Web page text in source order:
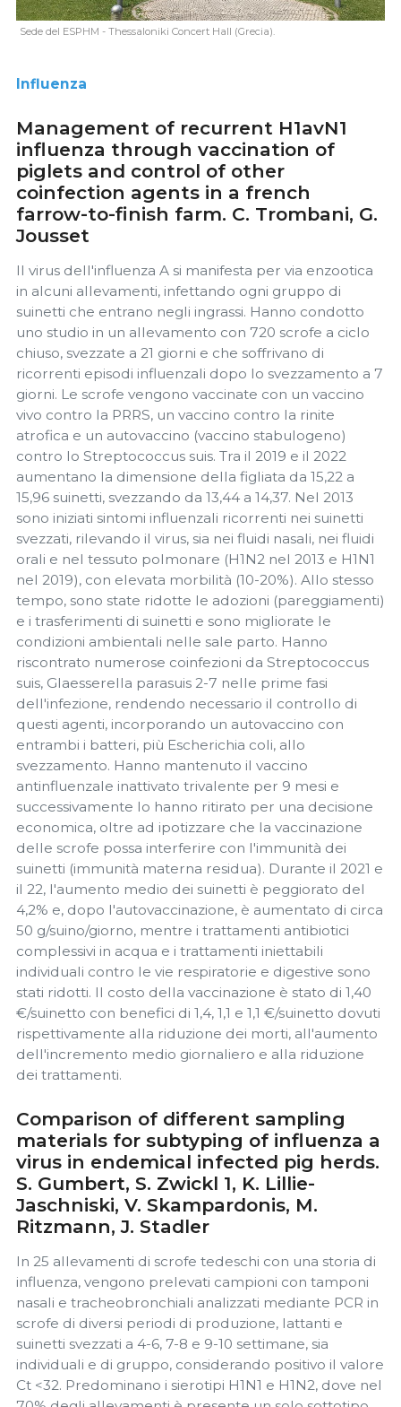
Sede del ESPHM - Thessaloniki Concert Hall (Grecia).
Influenza
Management of recurrent H1avN1
influenza through vaccination of
piglets and control of other
coinfection agents in a french
farrow-to-finish farm. C. Trombani, G.
Jousset
Il virus dell'influenza A si manifesta per via enzootica
in alcuni allevamenti, infettando ogni gruppo di
suinetti che entrano negli ingrassi. Hanno condotto
uno studio in un allevamento con 720 scrofe a ciclo
chiuso, svezzate a 21 giorni e che soffrivano di
ricorrenti episodi influenzali dopo lo svezzamento a 7
giorni. Le scrofe vengono vaccinate con un vaccino
vivo contro la PRRS, un vaccino contro la rinite
atrofica e un autovaccino (vaccino stabulogeno)
contro lo Streptococcus suis. Tra il 2019 e il 2022
aumentano la dimensione della figliata da 15,22 a
15,96 suinetti, svezzando da 13,44 a 14,37. Nel 2013
sono iniziati sintomi influenzali ricorrenti nei suinetti
svezzati, rilevando il virus, sia nei fluidi nasali, nei fluidi
orali e nel tessuto polmonare (H1N2 nel 2013 e H1N1
nel 2019), con elevata morbilità (10-20%). Allo stesso
tempo, sono state ridotte le adozioni (pareggiamenti)
e i trasferimenti di suinetti e sono migliorate le
condizioni ambientali nelle sale parto. Hanno
riscontrato numerose coinfezioni da Streptococcus
suis, Glaesserella parasuis 2-7 nelle prime fasi
dell'infezione, rendendo necessario il controllo di
questi agenti, incorporando un autovaccino con
entrambi i batteri, più Escherichia coli, allo
svezzamento. Hanno mantenuto il vaccino
antinfluenzale inattivato trivalente per 9 mesi e
successivamente lo hanno ritirato per una decisione
economica, oltre ad ipotizzare che la vaccinazione
delle scrofe possa interferire con l'immunità dei
suinetti (immunità materna residua). Durante il 2021 e
il 22, l'aumento medio dei suinetti è peggiorato del
4,2% e, dopo l'autovaccinazione, è aumentato di circa
50 g/suino/giorno, mentre i trattamenti antibiotici
complessivi in ​​acqua e i trattamenti iniettabili
individuali contro le vie respiratorie e digestive sono
stati ridotti. Il costo della vaccinazione è stato di 1,40
€/suinetto con benefici di 1,4, 1,1 e 1,1 €/suinetto dovuti
rispettivamente alla riduzione dei morti, all'aumento
dell'incremento medio giornaliero e alla riduzione
dei trattamenti.
Comparison of different sampling
materials for subtyping of influenza a
virus in endemical infected pig herds.
S. Gumbert, S. Zwickl 1, K. Lillie-
Jaschniski, V. Skampardonis, M.
Ritzmann, J. Stadler
In 25 allevamenti di scrofe tedeschi con una storia di
influenza, vengono prelevati campioni con tamponi
nasali e tracheobronchiali analizzati mediante PCR in
scrofe di diversi periodi di produzione, lattanti e
suinetti svezzati a 4-6, 7-8 e 9-10 settimane, sia
individuali e di gruppo, considerando positivo il valore
Ct <32. Predominano i sierotipi H1N1 e H1N2, dove nel